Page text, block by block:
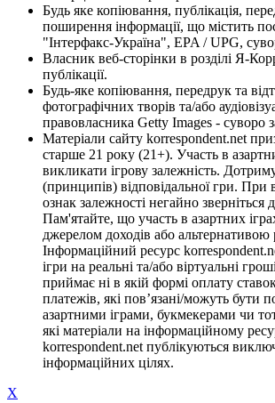
Будь яке копіювання, публікація,
поширення інформації, що містить
"Інтерфакс-Україна", EPA / UPG,
Власник веб-сторінки в розділі Я-
публікації.
Будь-яке копіювання, передрук та
фотографічних творів та/або
правовласника Getty Images - суворо
Матеріали сайту korrespondent.net
старше 21 року (21+). Участь в
викликати ігрову залежність.
(принципів) відповідальної гри. При
ознак залежності негайно зверніться
Пам'ятайте, що участь в азартних
джерелом доходів або альтернативою
Інформаційний ресурс
ігри на реальні та/або віртуальні
приймає ні в якій формі оплату
платежів, які пов’язані/можуть бути
азартними іграми, букмекерами чи
які матеріали на інформаційному
korrespondent.net публікуються
інформаційних цілях.
X